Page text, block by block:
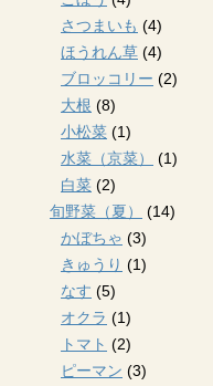
さつまいも (4)
ほうれん草 (4)
ブロッコリー (2)
大根 (8)
小松菜 (1)
水菜（京菜）
(1)
白菜 (2)
旬野菜（夏）
(14)
かぼちゃ (3)
きゅうり (1)
なす (5)
オクラ (1)
トマト (2)
ピーマン (3)